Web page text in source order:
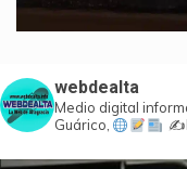
webdealta
Medio digital
Guárico,